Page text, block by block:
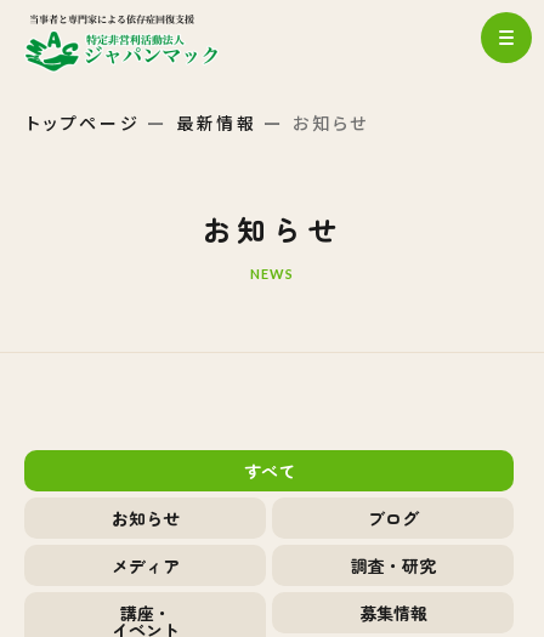
トップページ 最新情報 お知らせ
お知らせ
NEWS
すべて
お知らせ
ブログ
メディア
調査・研究
講座・
イベント
募集情報